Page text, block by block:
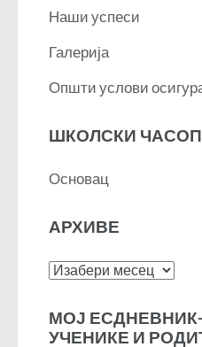
Наши успеси
Галерија
Општи услови
ШКОЛСКИ
Основац
АРХИВЕ
Архиве
МОЈ
УЧЕНИКЕ И